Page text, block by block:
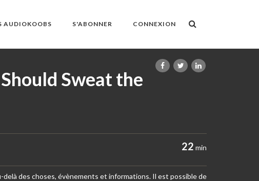
AUDIOKOOBS S'ABONNER CONNEXION
Sweat the
22 min
des choses, évènements et informations. Il est possible de